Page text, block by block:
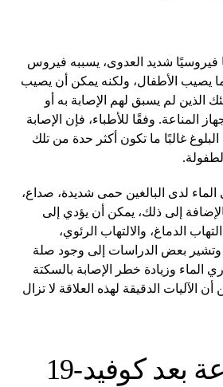
فيروسيًا شديد العدوى، يسببه فيروس
يصيب الأطفال، ولكنه يمكن أن يصيب
الذين لم يسبق لهم الإصابة به أو
المناعة. وفقًا للأطباء، فإن الإصابة
غالبًا ما تكون أكثر حدة من تلك
لدى البالغين حمى شديدة، صداع،
إلى ذلك، يمكن أن يؤدي إلى
الدماغ، والالتهاب الرئوي،
وتشير بعض الدراسات إلى وجود صلة
الماء وزيادة خطر الإصابة بالسكتة
الآليات الدقيقة لهذه العلاقة لا تزال
تراجع المناعة بعد كوفيد-19